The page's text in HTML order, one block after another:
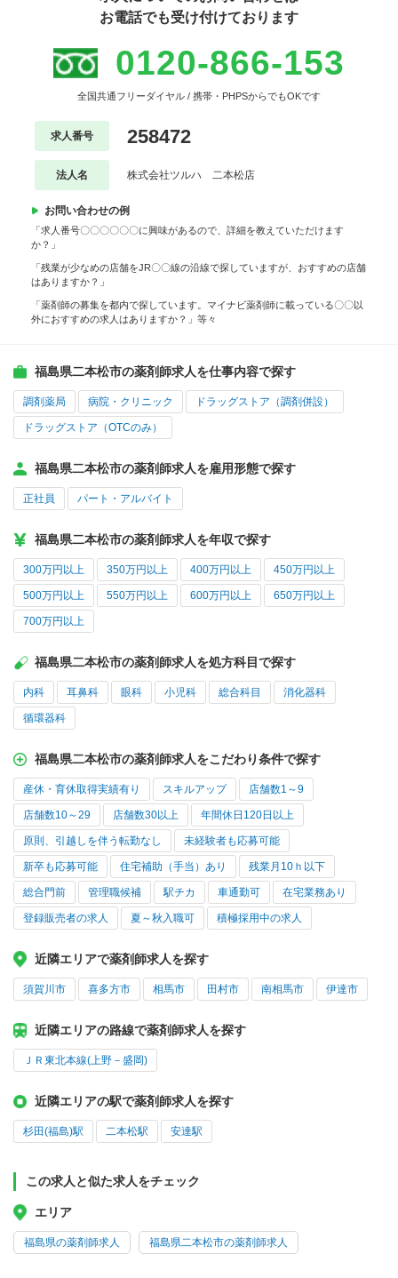
お電話でも受け付けております
0120-866-153
全国共通フリーダイヤル / 携帯・PHPSからでもOKです
求人番号 258472
法人名 株式会社ツルハ 二本松店
お問い合わせの例
「求人番号〇〇〇〇〇〇に興味があるので、詳細を教えていただけます
か？」
「残業が少なめの店舗をJR〇〇線の沿線で探していますが、おすすめの店舗
はありますか？」
「薬剤師の募集を都内で探しています。マイナビ薬剤師に載っている〇〇以
外におすすめの求人はありますか？」等々
福島県二本松市の薬剤師求人を仕事内容で探す
調剤薬局 病院・クリニック ドラッグストア（調剤併設）
ドラッグストア（OTCのみ）
福島県二本松市の薬剤師求人を雇用形態で探す
正社員 パート・アルバイト
福島県二本松市の薬剤師求人を年収で探す
300万円以上 350万円以上 400万円以上 450万円以上
500万円以上 550万円以上 600万円以上 650万円以上
700万円以上
福島県二本松市の薬剤師求人を処方科目で探す
内科 耳鼻科 眼科 小児科 総合科目 消化器科
循環器科
福島県二本松市の薬剤師求人をこだわり条件で探す
産休・育休取得実績有り スキルアップ 店舗数1～9
店舗数10～29 店舗数30以上 年間休日120日以上
原則、引越しを伴う転勤なし 未経験者も応募可能
新卒も応募可能 住宅補助（手当）あり 残業月10ｈ以下
総合門前 管理職候補 駅チカ 車通勤可 在宅業務あり
登録販売者の求人 夏～秋入職可 積極採用中の求人
近隣エリアで薬剤師求人を探す
須賀川市 喜多方市 相馬市 田村市 南相馬市 伊達市
近隣エリアの路線で薬剤師求人を探す
ＪＲ東北本線(上野－盛岡)
近隣エリアの駅で薬剤師求人を探す
杉田(福島)駅 二本松駅 安達駅
この求人と似た求人をチェック
エリア
福島県の薬剤師求人 福島県二本松市の薬剤師求人